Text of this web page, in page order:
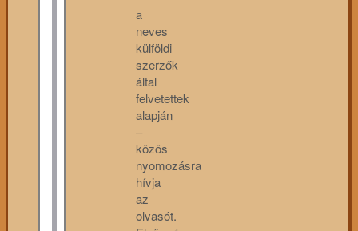
a
neves
külföldi
szerzők
által
felvetettek
alapján
–
közös
nyomozásra
hívja
az
olvasót.